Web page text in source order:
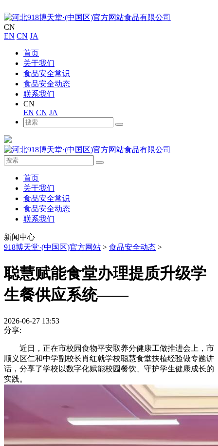
CN
EN CN JA
首页
关于我们
食品安全常识
食品安全动态
联系我们
CN
EN CN JA
首页
关于我们
食品安全常识
食品安全动态
联系我们
新闻中心
918博天堂·(中国区)官方网站 > 食品安全动态 >
聪慧赋能食堂办理提质升级学
生餐供应系统——
2026-06-27 13:53
分享:
近日，正在市校园食物平安取养分健康工做推进会上，市
顺义区仁和中学副校长肖红就学校聪慧食堂扶植经验做专题讲
话，分享了学校以数字化赋能校园餐饮、守护学生健康成长的
实践。